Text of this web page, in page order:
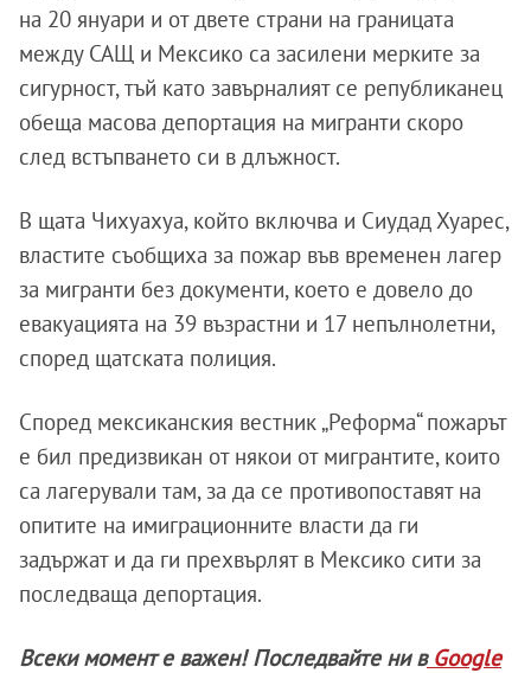
на 20 януари и от двете страни на границата
между САЩ и Мексико са засилени мерките за
сигурност, тъй като завърналият се републиканец
обеща масова депортация на мигранти скоро
след встъпването си в длъжност.
В щата Чихуахуа, който включва и Сиудад Хуарес,
властите съобщиха за пожар във временен лагер
за мигранти без документи, което е довело до
евакуацията на 39 възрастни и 17 непълнолетни,
според щатската полиция.
Според мексиканския вестник „Реформа“ пожарът
е бил предизвикан от някои от мигрантите, които
са лагерували там, за да се противопоставят на
опитите на имиграционните власти да ги
задържат и да ги прехвърлят в Мексико сити за
последваща депортация.
Всеки момент е важен! Последвайте ни вGoogle